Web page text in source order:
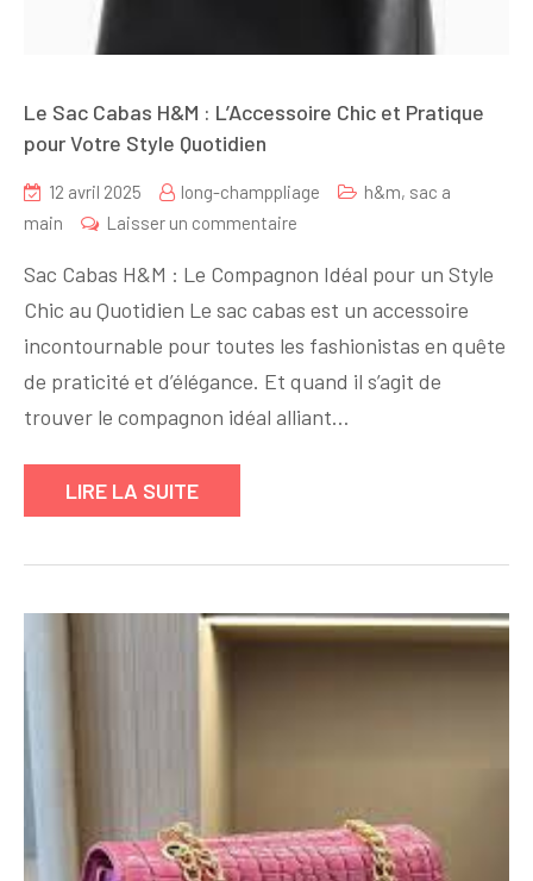
Le Sac Cabas H&M : L’Accessoire Chic et Pratique
pour Votre Style Quotidien
12 avril 2025 long-champpliage h&m, sac a
main
Laisser un commentaire
Sac
Cabas
H&M
:
L’Accessoire
Votre
Quotidien
Sac Cabas H&M : Le Compagnon Idéal pour un Style
Chic au Quotidien Le sac cabas est un accessoire
incontournable pour toutes les fashionistas en quête
de praticité et d’élégance. Et quand il s’agit de
trouver le compagnon idéal alliant…
LIRE LA SUITE